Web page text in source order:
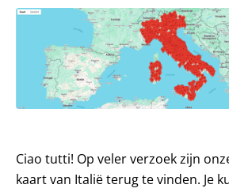
Ciao tutti! Op veler verzoek zijn
kaart van Italië terug te vinden. Je